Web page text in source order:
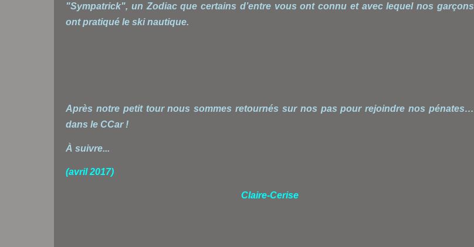
"Sympatrick", un Zodiac que certains d’entre vous ont connu et avec lequel nos garçons
ont pratiqué le ski nautique.
Après notre petit tour nous sommes retournés sur nos pas pour rejoindre nos pénates…
dans le CCar !
À suivre...
(avril 2017)
Claire-Cerise